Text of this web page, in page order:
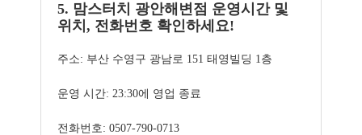
5. 맘스터치 광안해변점 운영시간 및
위치, 전화번호 확인하세요!
주소: 부산 수영구 광남로 151 태영빌딩 1층
운영 시간: 23:30에 영업 종료
전화번호: 0507-790-0713